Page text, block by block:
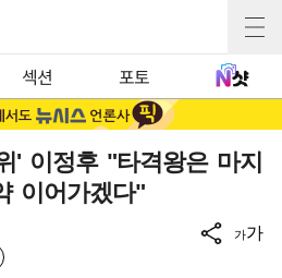
섹션 포토
' 이정후 "타격왕은 마지
이어가겠다"
가가